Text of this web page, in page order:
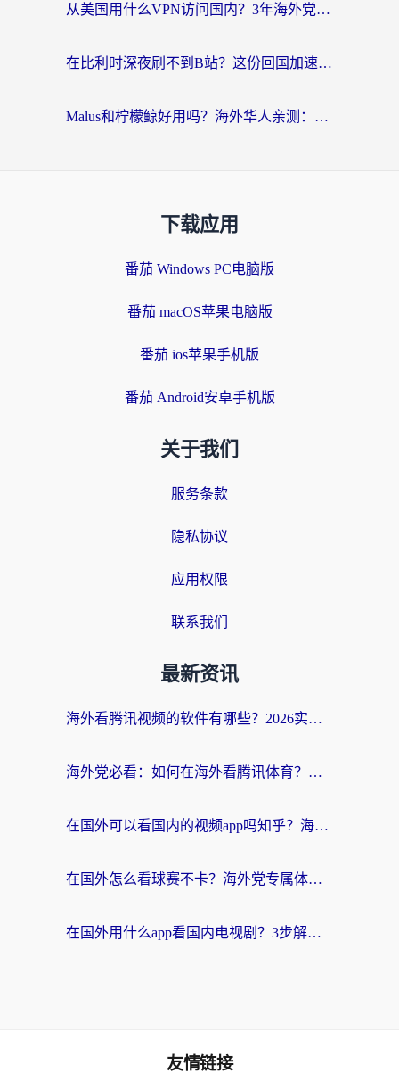
从美国用什么VPN访问国内？3年海外党亲测：选对工具才能无缝刷B站、看腾讯视频
在比利时深夜刷不到B站？这份回国加速器避坑指南请收好
Malus和柠檬鲸好用吗？海外华人亲测：回国加速器怎么选才不踩坑？
下载应用
番茄 Windows PC电脑版
番茄 macOS苹果电脑版
番茄 ios苹果手机版
番茄 Android安卓手机版
关于我们
服务条款
隐私协议
应用权限
联系我们
最新资讯
海外看腾讯视频的软件有哪些？2026实测有效，留学生都在用的回国加速器指南
海外党必看：如何在海外看腾讯体育？解决赛事直播地区限制的终极指南
在国外可以看国内的视频app吗知乎？海外党亲测有效的追剧加速方案
在国外怎么看球赛不卡？海外党专属体育直播自由指南
在国外用什么app看国内电视剧？3步解决版权限制+卡顿难题
友情链接